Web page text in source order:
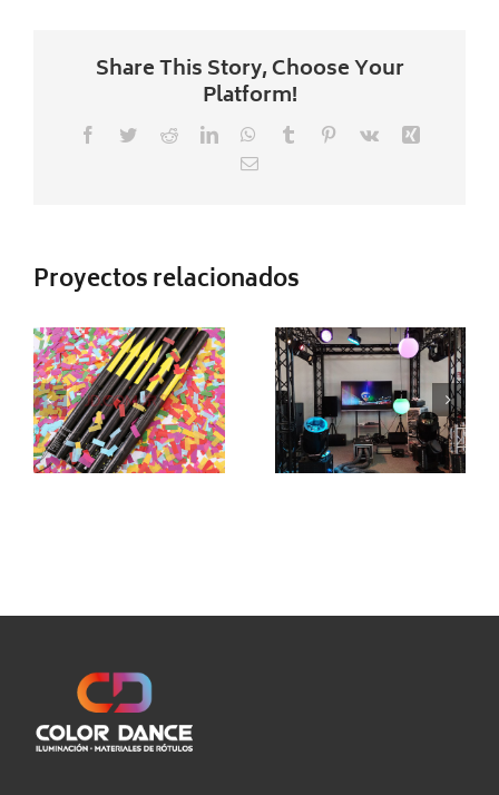
Share This Story, Choose Your
Platform!
Facebook
TwitterRedditLinkedInWhatsApp
Tumblr Pinterest
Vk
Correo
Proyectos relacionados
CONFETI